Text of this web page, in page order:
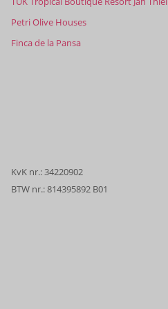
Petri Olive Houses
Finca de la Pansa
KvK nr.: 34220902
BTW nr.: 814395892 B01